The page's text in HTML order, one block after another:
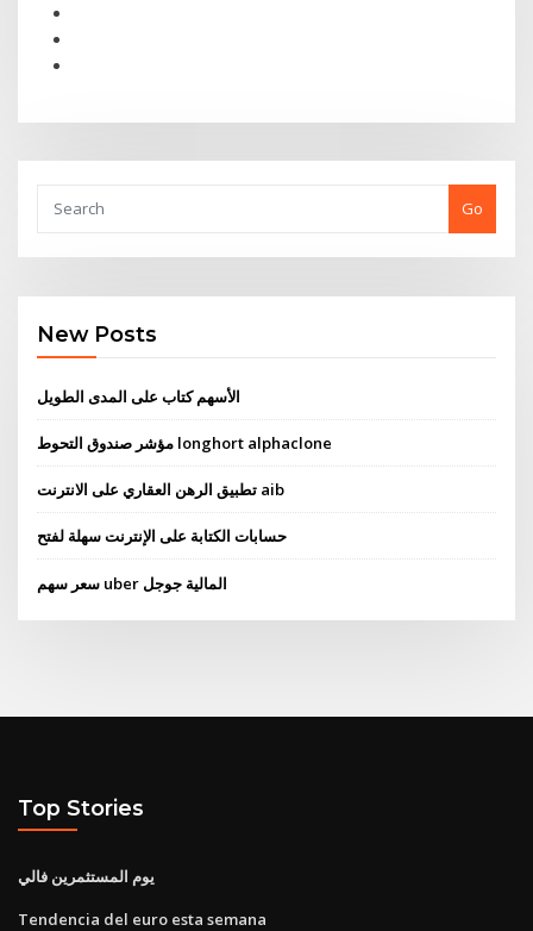
Go
New Posts
الأسهم كتاب على المدى الطويل
مؤشر صندوق التحوط longhort alphaclone
تطبيق الرهن العقاري على الانترنت aib
حسابات الكتابة على الإنترنت سهلة لفتح
سعر سهم uber المالية جوجل
Top Stories
يوم المستثمرين فالي
Tendencia del euro esta semana